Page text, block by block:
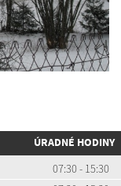
ÚRADNÉ HODINY
07:30 - 15:30